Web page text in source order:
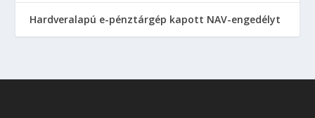
Hardveralapú e-pénztárgép kapott NAV-engedélyt